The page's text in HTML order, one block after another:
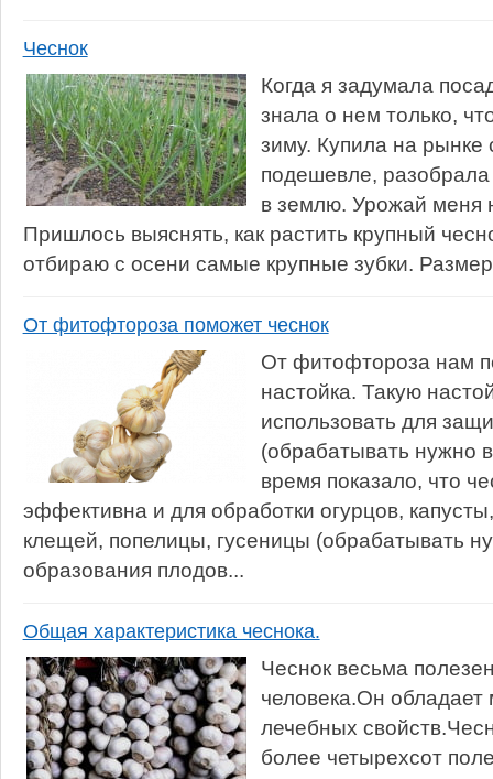
Чеснок
Когда я задумала
знала о нем только,
зиму. Купила на рынке
подешевле,
в землю. Урожай меня
Пришлось выяснять, как растить крупный
отбираю с осени самые крупные зубки.
От фитофтороза поможет чеснок
От фитофтороза нам
настойка. Такую
использовать для
(обрабатывать нужно
время показало, что
эффективна и для обработки огурцов,
клещей, попелицы, гусеницы (обрабатывать
образования плодов...
Общая характеристика чеснока.
Чеснок весьма
человека.Он
лечебных
более четырехсот